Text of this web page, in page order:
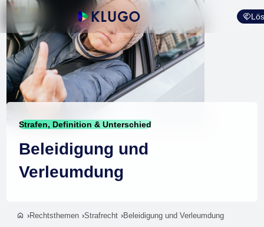
Strafen, Definition & Unterschied
Beleidigung und
Verleumdung
Rechtsthemen Strafrecht Beleidigung und Verleumdung